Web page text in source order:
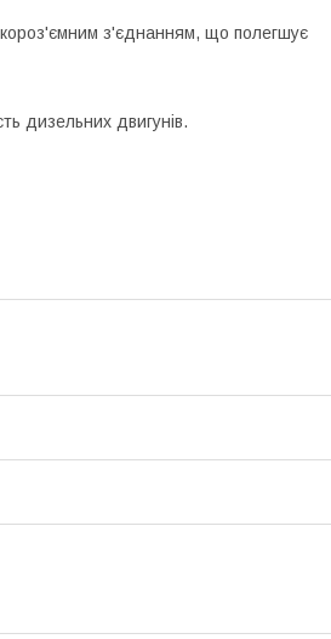
з'єднанням, що полегшує
дизельних двигунів.